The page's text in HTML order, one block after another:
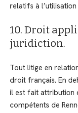
relatifs à
10. Droit
juridiction.
Tout litige en
droit français. En
il est fait attribution
compétents de